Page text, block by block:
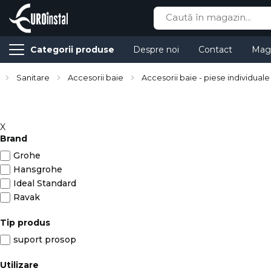
Cauta
Categorii produse Despre noi Contact
Sanitare Accesorii baie Accesorii baie - piese individuale
X
Brand
Grohe
Hansgrohe
Ideal Standard
Ravak
Tip produs
suport prosop
Utilizare